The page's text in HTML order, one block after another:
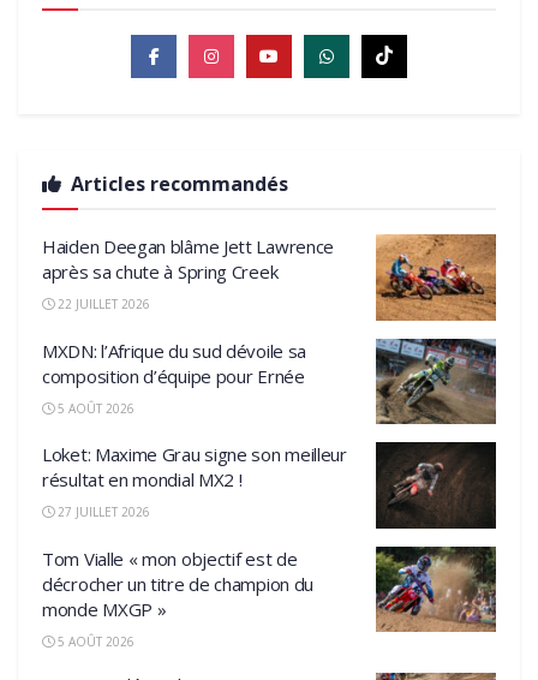
Articles recommandés
Haiden Deegan blâme Jett Lawrence
après sa chute à Spring Creek
22 JUILLET 2026
MXDN: l’Afrique du sud dévoile sa
composition d’équipe pour Ernée
5 AOÛT 2026
Loket: Maxime Grau signe son meilleur
résultat en mondial MX2 !
27 JUILLET 2026
Tom Vialle « mon objectif est de
décrocher un titre de champion du
monde MXGP »
5 AOÛT 2026